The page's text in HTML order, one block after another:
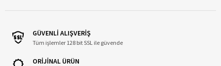
GÜVENLİ ALIŞVERİŞ
Tüm işlemler 128 bit SSL ile güvende
ORİJİNAL ÜRÜN